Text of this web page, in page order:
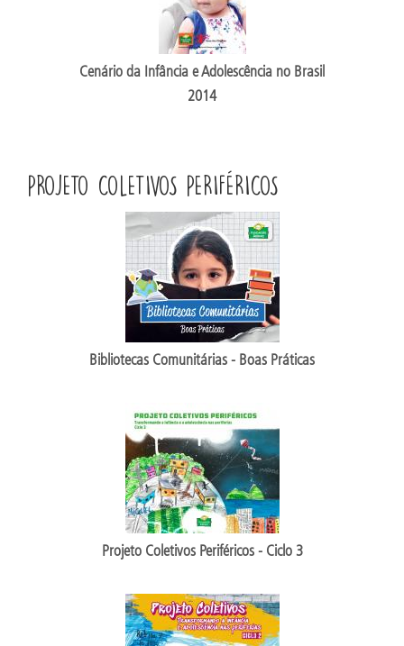
Cenário da Infância e Adolescência no Brasil
2014
PROJETO COLETIVOS PERIFÉRICOS
Bibliotecas Comunitárias - Boas Práticas
Projeto Coletivos Periféricos - Ciclo 3